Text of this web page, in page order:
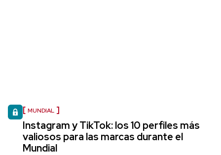
MUNDIAL
Instagram y TikTok: los 10 perfiles más
valiosos para las marcas durante el
Mundial